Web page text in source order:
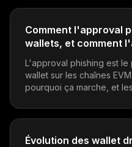
Comment l'approval
wallets, et comment
L'approval phishing est
wallet sur les chaînes
pourquoi ça marche, et
Évolution des wallet